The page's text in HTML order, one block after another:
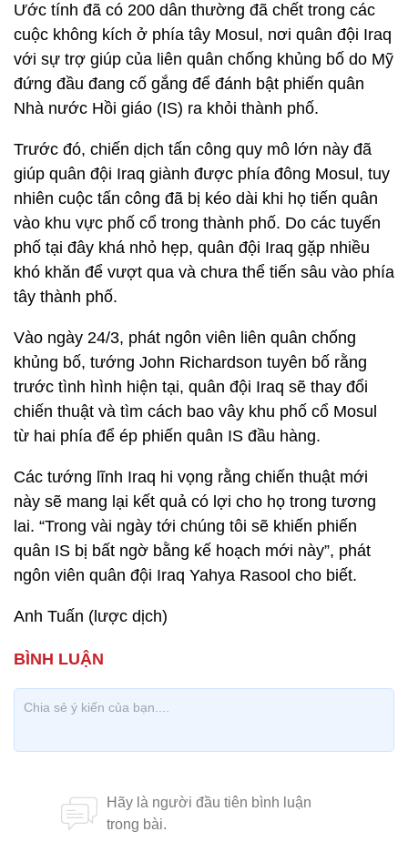
Ước tính đã có 200 dân thường đã chết trong các
cuộc không kích ở phía tây Mosul, nơi quân đội Iraq
với sự trợ giúp của liên quân chống khủng bố do Mỹ
đứng đầu đang cố gắng để đánh bật phiến quân
Nhà nước Hồi giáo (IS) ra khỏi thành phố.
Trước đó, chiến dịch tấn công quy mô lớn này đã
giúp quân đội Iraq giành được phía đông Mosul, tuy
nhiên cuộc tấn công đã bị kéo dài khi họ tiến quân
vào khu vực phố cổ trong thành phố. Do các tuyến
phố tại đây khá nhỏ hẹp, quân đội Iraq gặp nhiều
khó khăn để vượt qua và chưa thể tiến sâu vào phía
tây thành phố.
Vào ngày 24/3, phát ngôn viên liên quân chống
khủng bố, tướng John Richardson tuyên bố rằng
trước tình hình hiện tại, quân đội Iraq sẽ thay đổi
chiến thuật và tìm cách bao vây khu phố cổ Mosul
từ hai phía để ép phiến quân IS đầu hàng.
Các tướng lĩnh Iraq hi vọng rằng chiến thuật mới
này sẽ mang lại kết quả có lợi cho họ trong tương
lai. “Trong vài ngày tới chúng tôi sẽ khiến phiến
quân IS bị bất ngờ bằng kế hoạch mới này”, phát
ngôn viên quân đội Iraq Yahya Rasool cho biết.
Anh Tuấn (lược dịch)